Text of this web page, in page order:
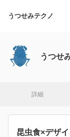
うつせみテクノ
うつせ
詳細
昆虫食×デザ